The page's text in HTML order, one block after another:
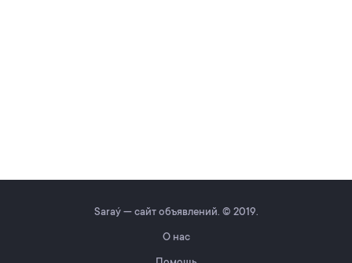
Saraý — сайт объявлений. © 2019.
О нас